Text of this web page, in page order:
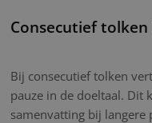
Consecutief
Bij consecutief tolken
pauze in de doeltaal. Dit
samenvatting bij langere